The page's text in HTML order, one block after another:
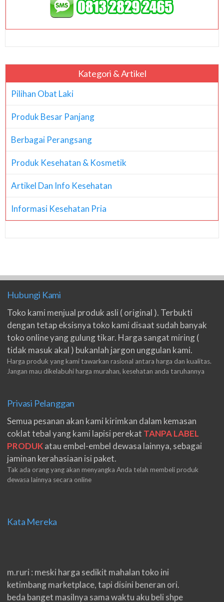
Kategori & Artikel
Pilihan Obat Laki
Produk Besar Panjang
Berbagai Perangsang
Produk Kesehatan & Kosmetik
Artikel Dan Info Kesehatan
Informasi Kesehatan Pria
Hubungi Kami
Toko kami menjual produk asli ( original ). Terbukti
dengan tetap eksisnya toko kami disaat sudah banyak
toko online yang gulung tikar. Harga sangat miring (
tidak masuk akal ) bukanlah jargon unggulan kami.
Harga produk yang kami tawarkan rasional antara harga dan kualitas.
Jangan mau dikelabuhi harga murahan, kesehatan anda taruhannya
Privasi Pelanggan
Semua pesanan akan kami kirimkan dalam kemasan
coklat tebal yang kami lapisi perekat TANPA LABEL
PRODUKatau embel-embel dewasa lainnya, sebagai
jaminan kerahasiaan isi paket.
Tak ada orang yang akan menyangka Anda telah membeli produk
dewasa lainnya secara online
Kata Mereka
ketimbang marketplace, tapi disini beneran ori.
beda banget masilnya sama waktu aku beli shpe